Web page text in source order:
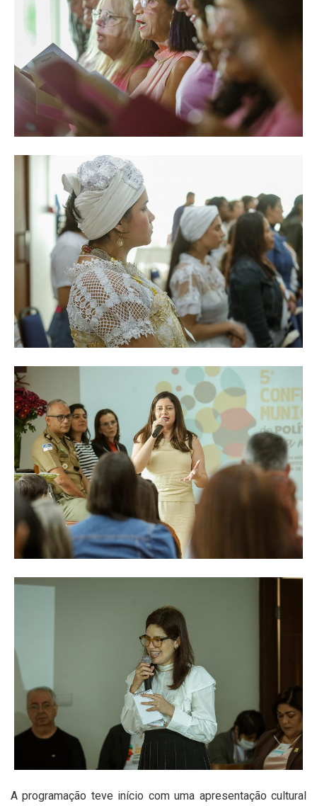
A programação teve início com uma apresentação cultural